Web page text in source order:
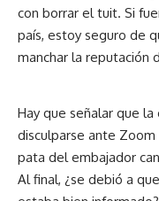
con borrar el tuit. Si
país, estoy seguro de
manchar la reputación
Hay que señalar que
disculparse ante
pata del embajador
Al final, ¿se debió a